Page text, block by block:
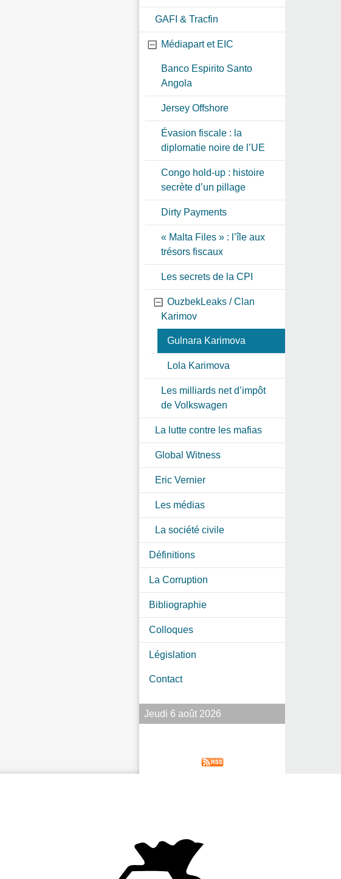
GAFI & Tracfin
Médiapart et EIC
Banco Espirito Santo
Angola
Jersey Offshore
Évasion fiscale : la
diplomatie noire de l’UE
Congo hold-up : histoire
secrète d’un pillage
Dirty Payments
« Malta Files » : l’île aux
trésors fiscaux
Les secrets de la CPI
OuzbekLeaks / Clan
Karimov
Gulnara Karimova
Lola Karimova
Les milliards net d’impôt
de Volkswagen
La lutte contre les mafias
Global Witness
Eric Vernier
Les médias
La société civile
Définitions
La Corruption
Bibliographie
Colloques
Législation
Contact
Jeudi 6 août 2026